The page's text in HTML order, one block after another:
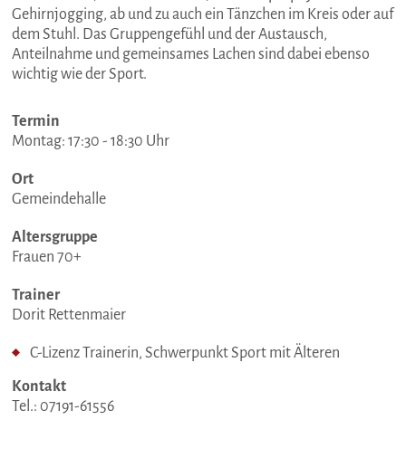
Gehirnjogging, ab und zu auch ein Tänzchen im Kreis oder auf
dem Stuhl. Das Gruppengefühl und der Austausch,
Anteilnahme und gemeinsames Lachen sind dabei ebenso
wichtig wie der Sport.
Termin
Montag: 17:30 - 18:30 Uhr
Ort
Gemeindehalle
Altersgruppe
Frauen 70+
Trainer
Dorit Rettenmaier
C-Lizenz Trainerin, Schwerpunkt Sport mit Älteren
Kontakt
Tel.: 07191-61556